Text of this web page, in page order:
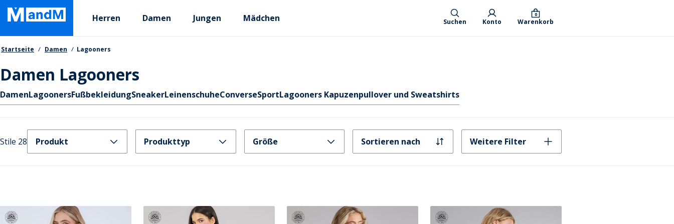
Skip
main
content
Primary departments
Herren Damen Jungen Mädchen Suchen Konto Warenkorb
0
Brotkrumen
Startseite Damen Lagooners
Damen Lagooners
Schnellzugriff
DamenLagoonersFußbekleidungSneakerLeinenschuheConverseSportLagooners Kapuzenpullover und Sweatshirts
Stile 28 Produkt Produkttyp Größe Sortieren nach Weitere Filter